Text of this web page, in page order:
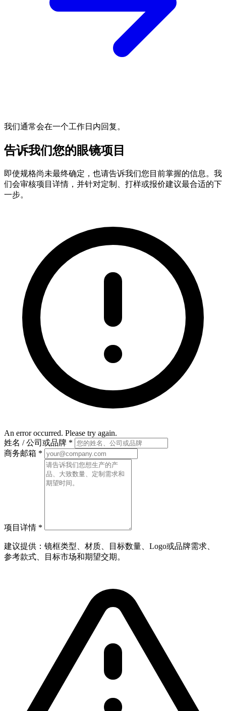
我们通常会在一个工作日内回复。
告诉我们您的眼镜项目
即使规格尚未最终确定，也请告诉我们您目前掌握的信息。我
们会审核项目详情，并针对定制、打样或报价建议最合适的下
一步。
An error occurred. Please try again.
姓名 / 公司或品牌 *
商务邮箱 *
项目详情 *
建议提供：镜框类型、材质、目标数量、Logo或品牌需求、
参考款式、目标市场和期望交期。